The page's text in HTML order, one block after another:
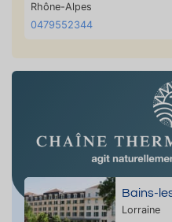
Rhône-Alpes
0479552344
Bains-
Lorraine